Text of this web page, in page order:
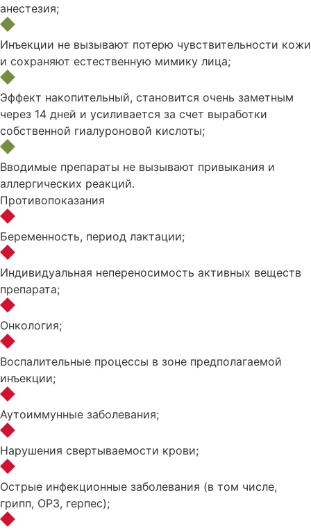
анестезия;
Инъекции не вызывают потерю чувствительности кожи
и сохраняют естественную мимику лица;
Эффект накопительный, становится очень заметным
через 14 дней и усиливается за счет выработки
собственной гиалуроновой кислоты;
Вводимые препараты не вызывают привыкания и
аллергических реакций.
Противопоказания
Беременность, период лактации;
Индивидуальная непереносимость активных веществ
препарата;
Онкология;
Воспалительные процессы в зоне предполагаемой
инъекции;
Аутоиммунные заболевания;
Нарушения свертываемости крови;
Острые инфекционные заболевания (в том числе,
грипп, ОРЗ, герпес);